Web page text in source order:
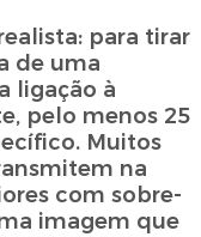
para tirar
de uma
ligação à
pelo menos 25
Muitos
na
com sobre-
imagem que